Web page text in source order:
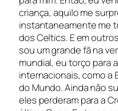
criança, aquilo me
instantaneamente me
dos Celtics. E em
sou um grande fã na
mundial, eu torço para
internacionais, como a
do Mundo. Ainda não
eles perderam para a